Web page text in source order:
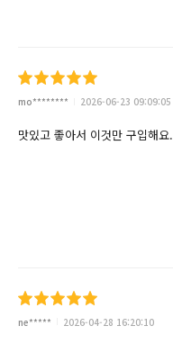
mo******** 2026-06-23 09:09:05
맛있고 좋아서 이것만 구입해요.
ne***** 2026-04-28 16:20:10